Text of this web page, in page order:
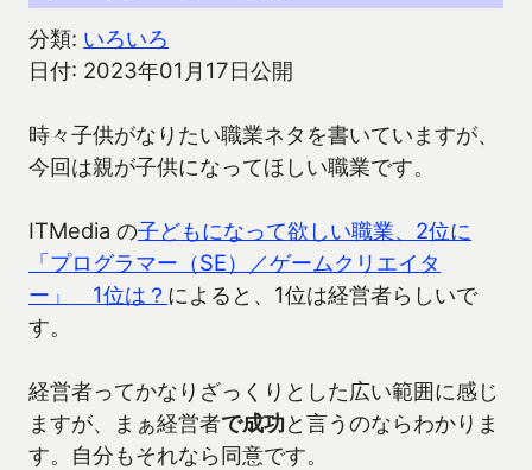
分類: いろいろ
日付: 2023年01月17日公開
時々子供がなりたい職業ネタを書いていますが、
今回は親が子供になってほしい職業です。
ITMedia の子どもになって欲しい職業、2位に
「プログラマー（SE）／ゲームクリエイタ
ー」 1位は？ によると、1位は経営者らしいで
す。
経営者ってかなりざっくりとした広い範囲に感じ
ますが、まぁ経営者で成功と言うのならわかりま
す。自分もそれなら同意です。